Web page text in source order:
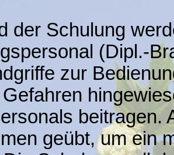
der Schulung
(Dipl.-
zur
beitragen.
geübt, um ein